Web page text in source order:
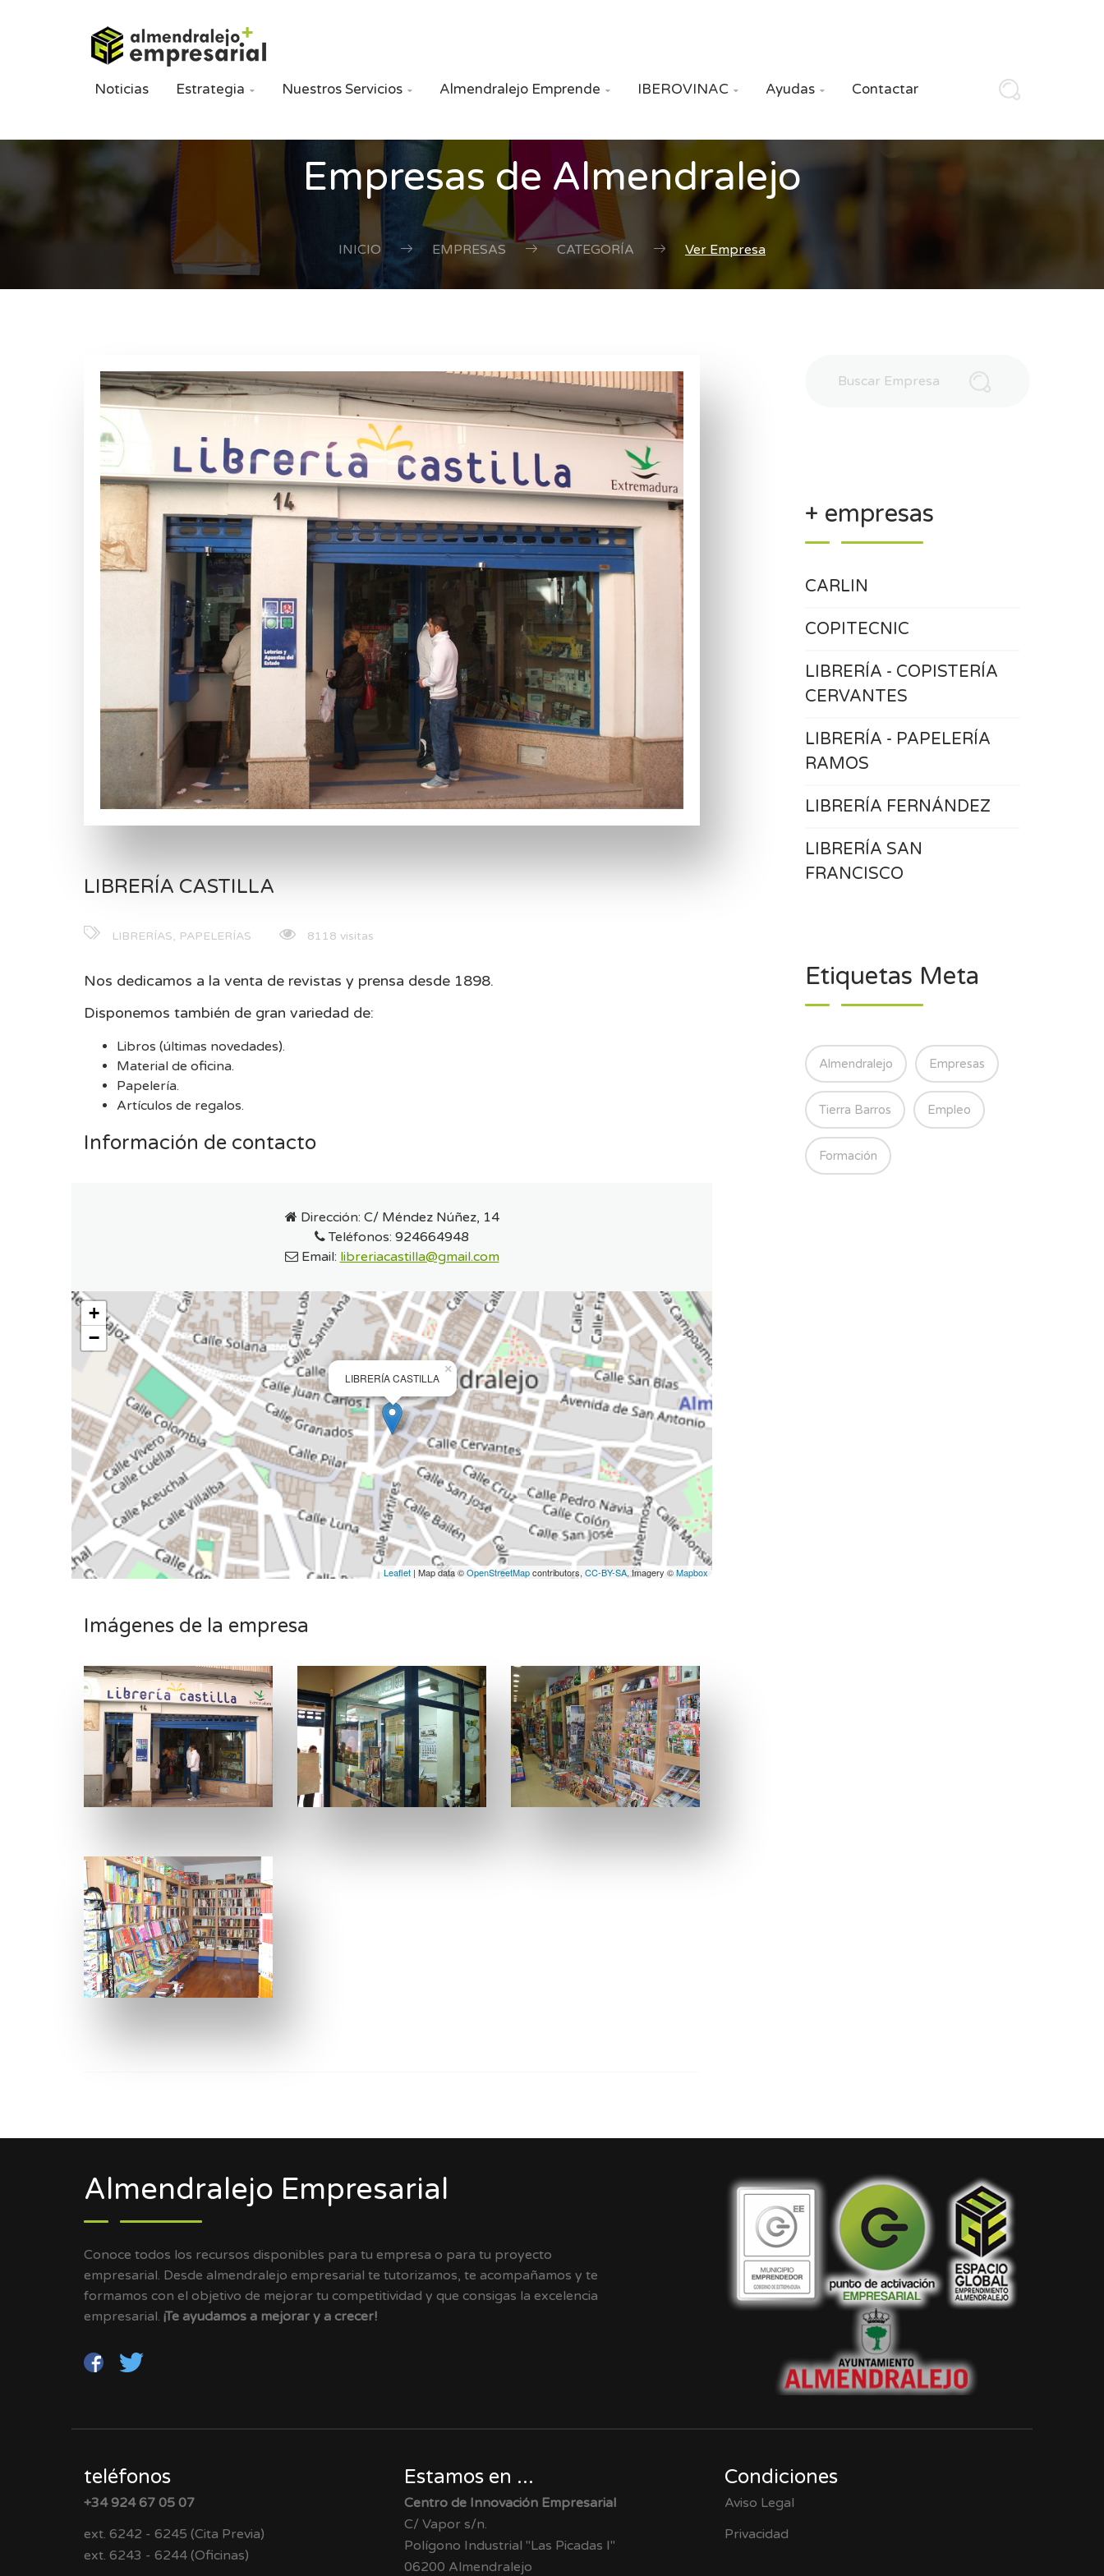
Noticias Estrategia  Nuestros Servicios  Almendralejo Emprende  IBEROVINAC  Ayudas  Contactar
Empresas de Almendralejo
INICIO EMPRESAS CATEGORÍA Ver Empresa
LIBRERÍA CASTILLA
LIBRERÍAS, PAPELERÍAS 8118 visitas
Nos dedicamos a la venta de revistas y prensa desde 1898.
Disponemos también de gran variedad de:
Libros (últimas novedades).
Material de oficina.
Papelería.
Artículos de regalos.
Información de contacto
Dirección: C/ Méndez Núñez, 14
Teléfonos: 924664948
Email: libreriacastilla@gmail.com
LIBRERÍA CASTILLA
×
+
−
Leaflet | Map data ©OpenStreetMapcontributors, CC-BY-SA, Imagery ©Mapbox
Imágenes de la empresa
+ empresas
CARLIN
COPITECNIC
LIBRERÍA - COPISTERÍA
CERVANTES
LIBRERÍA - PAPELERÍA
RAMOS
LIBRERÍA FERNÁNDEZ
LIBRERÍA SAN
FRANCISCO
Etiquetas Meta
Almendralejo Empresas
Tierra Barros Empleo
Formación
Almendralejo Empresarial
Conoce todos los recursos disponibles para tu empresa o para tu proyecto
empresarial. Desde almendralejo empresarial te tutorizamos, te acompañamos y te
formamos con el objetivo de mejorar tu competitividad y que consigas la excelencia
empresarial. ¡Te ayudamos a mejorar y a crecer!
teléfonos
+34 924 67 05 07
ext. 6242 - 6245 (Cita Previa)
ext. 6243 - 6244 (Oficinas)
Estamos en ...
Centro de Innovación Empresarial
C/ Vapor s/n.
Polígono Industrial "Las Picadas I"
06200 Almendralejo
Condiciones
Aviso Legal
Privacidad